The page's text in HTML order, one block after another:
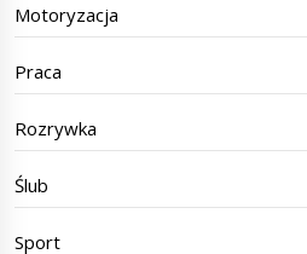
Motoryzacja
Praca
Rozrywka
Ślub
Sport